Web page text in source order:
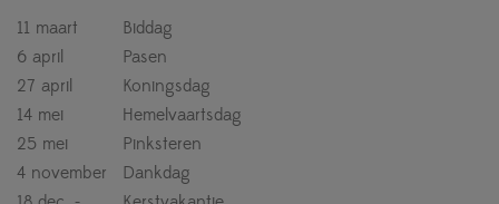
11 maart
Biddag
6 april
Pasen
27 april
Koningsdag
14 mei
Hemelvaartsdag
25 mei
Pinksteren
4 november
Dankdag